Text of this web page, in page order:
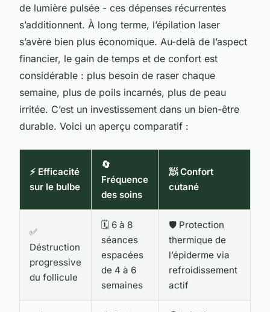
de lumière pulsée - ces dépenses récurrentes
s’additionnent. À long terme, l’épilation laser
s’avère bien plus économique. Au-delà de l’aspect
financier, le gain de temps et de confort est
considérable : plus besoin de raser chaque
semaine, plus de poils incarnés, plus de peau
irritée. C’est un investissement dans un bien-être
durable. Voici un aperçu comparatif :
⚡ Efficacité
sur le bulbe
🔄
Fréquence
des soins
🧖 Confort
cutané
✅
Déstruction
progressive
du follicule
🗓️ 6 à 8
séances
espacées
de 4 à 6
semaines
🛡️ Protection
thermique de
l’épiderme via
refroidissement
actif